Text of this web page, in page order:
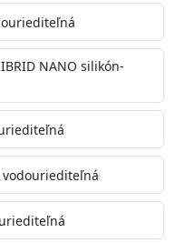
NANO silikón-
vodouriediteľná